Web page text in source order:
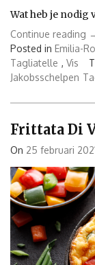
Wat heb je nodig
Continue reading
Posted in Emilia-
Tagliatelle , Vis
Jakobsschelpen
Frittata Di
On 25 februari